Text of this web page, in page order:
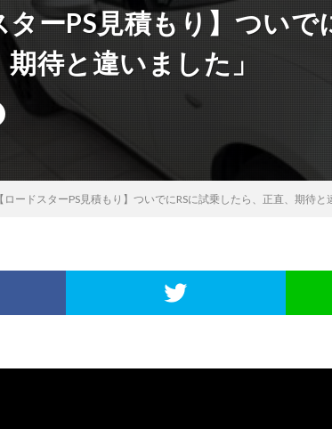
ーPS見積もり】ついで
待と違いました」
ロードスターPS見積もり】ついでにRSに試乗したら、正直、期待と